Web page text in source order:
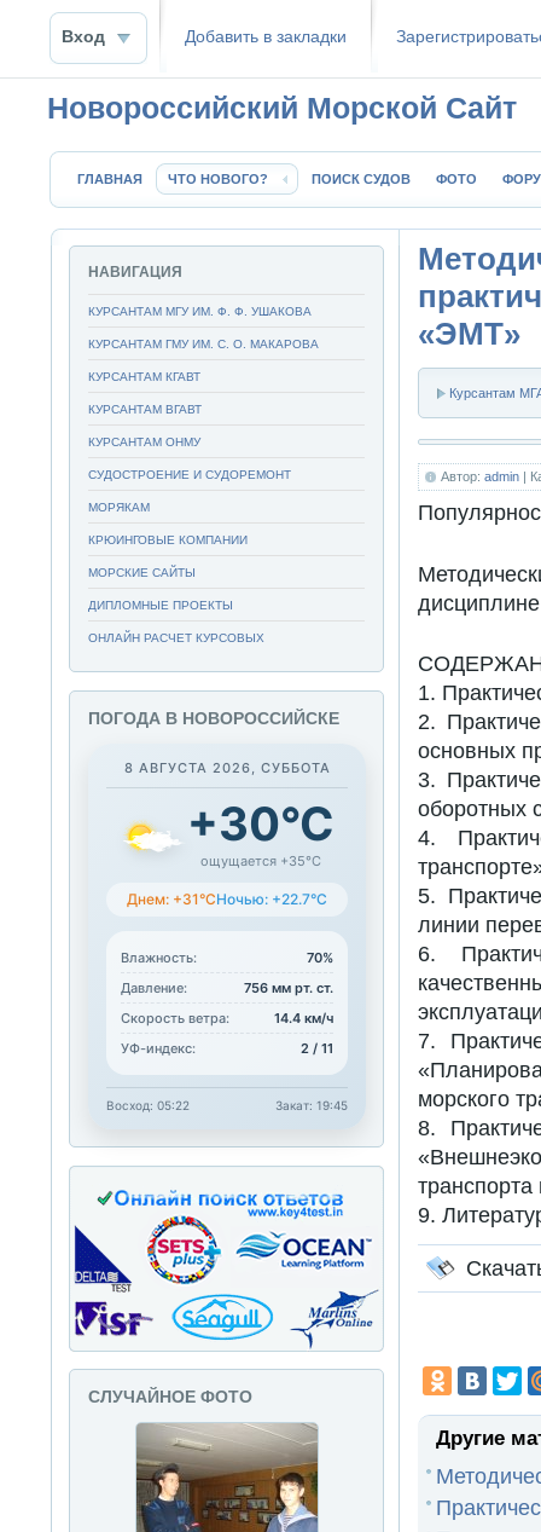
Вход Добавить в закладки
Новороссийский Морской Сайт
ГЛАВНАЯ ЧТО НОВОГО? ПОИСК СУДОВ ФОТО
«ЭМТ»
Курсантам
Автор:admin |
1.
2.
основных
3.
оборотных
4.
5.
линии
6.
7.
морского
8.
9.
Другие
НАВИГАЦИЯ
КУРСАНТАМ МГУ ИМ. Ф. Ф. УШАКОВА
КУРСАНТАМ ГМУ ИМ. С. О. МАКАРОВА
КУРСАНТАМ КГАВТ
КУРСАНТАМ ВГАВТ
КУРСАНТАМ ОНМУ
СУДОСТРОЕНИЕ И СУДОРЕМОНТ
МОРЯКАМ
КРЮИНГОВЫЕ КОМПАНИИ
МОРСКИЕ САЙТЫ
ДИПЛОМНЫЕ ПРОЕКТЫ
ОНЛАЙН РАСЧЕТ КУРСОВЫХ
ПОГОДА В НОВОРОССИЙСКЕ
8 АВГУСТА 2026, СУББОТА
+30°C
ощущается +35°C
Днем: +31°CНочью: +22.7°C
Влажность:
70%
Давление:
756 мм рт. ст.
Скорость ветра:
14.4 км/ч
УФ-индекс:
2 / 11
Восход: 05:22 Закат: 19:45
СЛУЧАЙНОЕ ФОТО